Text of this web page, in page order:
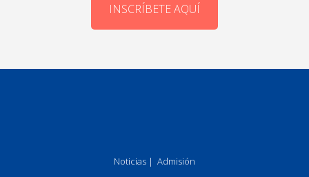
INSCRÍBETE AQUÍ
Noticias | Admisión